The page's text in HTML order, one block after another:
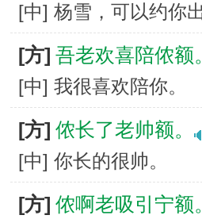
[中] 杨雪，可以约你
[方] 吾老欢喜陪侬额
[中] 我很喜欢陪你。
[方] 侬长了老帅额。
[中] 你长的很帅。
[方] 侬啊老吸引宁额